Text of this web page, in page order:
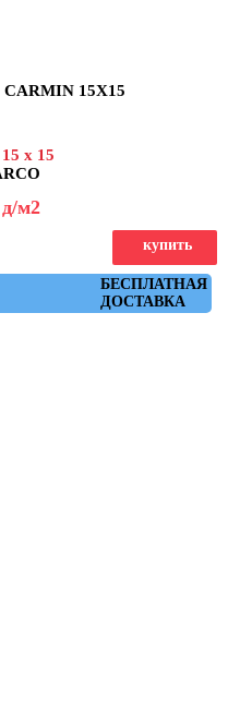
15X15
15 x 15
д/м2
БЕСПЛАТНАЯ
ДОСТАВКА
купить